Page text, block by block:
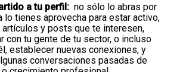
a tu perfil: no sólo lo abras por
lo tienes aprovecha para estar activo,
artículos y posts que te interesen,
con tu gente de tu sector, o incluso
establecer nuevas conexiones, y
conversaciones pasadas de